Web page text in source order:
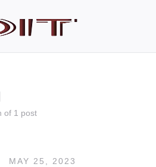
of 1 post
MAY 25, 2023